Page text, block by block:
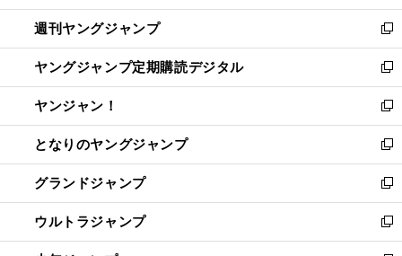
開
く
ウ
で
開
く
ン
ド
ウ
で
開
く
ウ
ィ
ン
ド
ウ
で
開
く
週刊ヤングジャンプ
新
し
い
ウ
ィ
ン
ド
ウ
で
開
く
ヤングジャンプ定期購読デジタル
新
し
い
ウ
ィ
ン
ド
ウ
で
開
ヤンジャン！
新
し
い
ウ
ィ
ン
ド
ウ
となりのヤングジャンプ
新
し
い
ウ
ィ
ン
グランドジャンプ
新
し
い
ウ
ウルトラジャンプ
新
し